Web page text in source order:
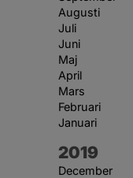
Augusti
Juli
Juni
Maj
April
Mars
Februari
Januari
År:
2019
December